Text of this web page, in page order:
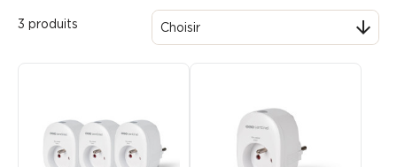
3 produits Choisir 